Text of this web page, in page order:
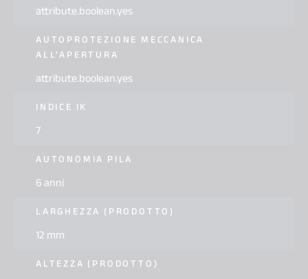
attribute.boolean.yes
AUTOPROTEZIONE MECCANICA
ALL'APERTURA
attribute.boolean.yes
INDICE IK
7
AUTONOMIA PILA
6 anni
LARGHEZZA (PRODOTTO)
12 mm
ALTEZZA (PRODOTTO)